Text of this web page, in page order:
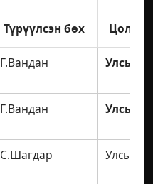
Түрүүлсэн бөх Цол
Г.Вандан Улсын
Г.Вандан Улсын
С.Шагдар Улсын